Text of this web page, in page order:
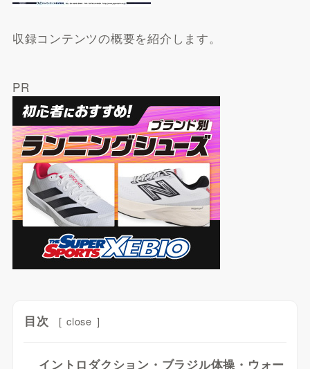
収録コンテンツの概要を紹介します。
PR
目次 [ close ]
イントロダクション・ブラジル体操・ウォー